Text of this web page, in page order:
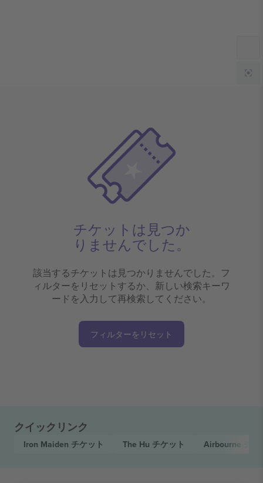
チケットは見つか
りませんでした。
該当するチケットは見つかりませんでした。フ
ィルターをリセットするか、新しい検索キーワ
ードを入力して再検索してください。
フィルターをリセット
クイックリンク
Iron Maiden チケット The Hu チケット Airbourne